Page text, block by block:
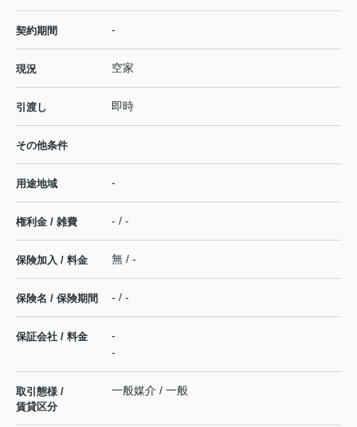
契約期間 -
現況 空家
引渡し 即時
その他条件
用途地域 -
権利金 / 雑費 - / -
保険加入 / 料金 無 / -
保険名 / 保険期間 - / -
保証会社 / 料金
-
-
取引態様 /
賃貸区分
一般媒介 / 一般